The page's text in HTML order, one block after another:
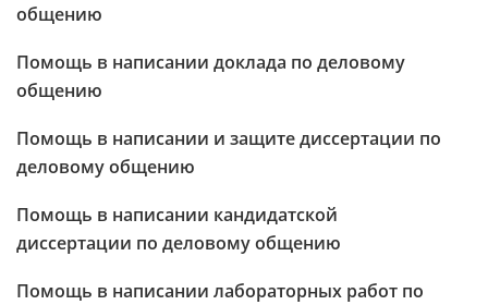
общению
Помощь в написании доклада по деловому
общению
Помощь в написании и защите диссертации по
деловому общению
Помощь в написании кандидатской
диссертации по деловому общению
Помощь в написании лабораторных работ по